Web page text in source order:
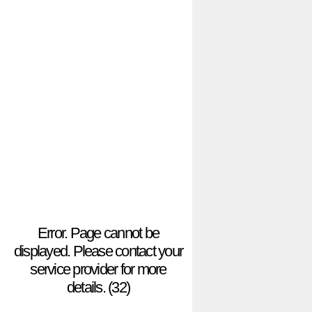
Error. Page cannot be
displayed. Please contact your
service provider for more
details. (32)